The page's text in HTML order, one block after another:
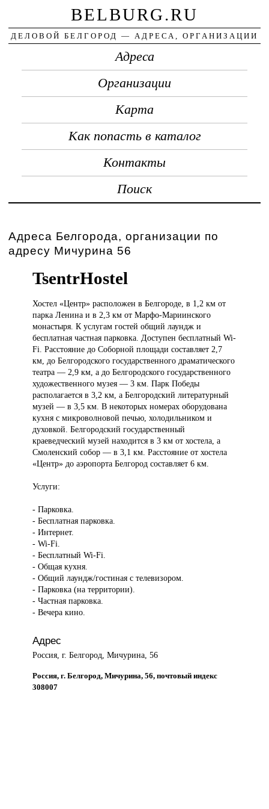
BELBURG.RU
ДЕЛОВОЙ БЕЛГОРОД — АДРЕСА, ОРГАНИЗАЦИИ
Адреса
Организации
Карта
Как попасть в каталог
Контакты
Поиск
Адреса Белгорода, организации по
адресу Мичурина 56
TsentrHostel
Хостел «Центр»расположен в Белгороде, в 1,2 км от
парка Ленина и в 2,3 км от Марфо-Мариинского
монастыря. К услугам гостей общий лаундж и
бесплатная частная парковка. Доступен бесплатный Wi-
Fi. Расстояние до Соборной площади составляет 2,7
км, до Белгородского государственного драматического
театра — 2,9 км, а до Белгородского государственного
художественного музея — 3 км. Парк Победы
располагается в 3,2 км, а Белгородский литературный
музей — в 3,5 км. В некоторых номерах оборудована
кухня с микроволновой печью, холодильником и
духовкой. Белгородский государственный
краеведческий музей находится в 3 км от хостела, а
Смоленский собор — в 3,1 км. Расстояние от хостела
«Центр» до аэропорта Белгород составляет 6 км.
Услуги:
- Парковка.
- Бесплатная парковка.
- Интернет.
- Wi-Fi.
- Бесплатный Wi-Fi.
- Общая кухня.
- Общий лаундж/гостиная с телевизором.
- Парковка (на территории).
- Частная парковка.
- Вечера кино.
Адрес
Россия, г. Белгород, Мичурина, 56
Россия, г. Белгород, Мичурина, 56, почтовый индекс
308007